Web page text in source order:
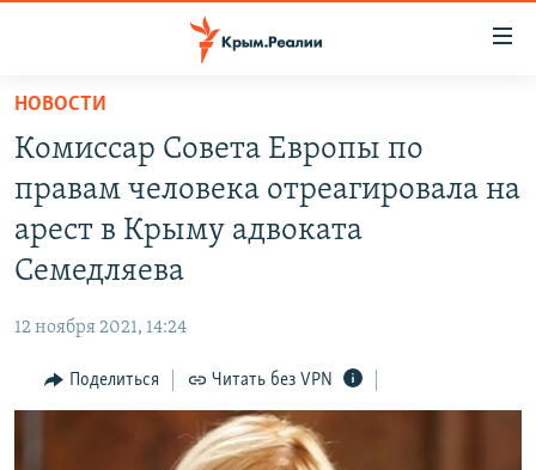
Вернуться
основному
содержанию
Вернутся
главной
Вернутся
поиску
СПЕЦПРОЕКТЫ
ВОДА
ИСТОРИЯ
ИНТЕРАКТИВ
ИНФОГРАФИКА
ТЕЛЕПРОЕКТ КРЫМ.РЕАЛИИ
РАДІО СВОБОДА
КАК ОБОЙТИ БЛОКИРОВКУ
НОВОСТИ
Комиссар Совета Европы по
правам человека отреагировала на
арест в Крыму адвоката
Семедляева
12 ноября 2021, 14:24
Поделиться Читать без VPN